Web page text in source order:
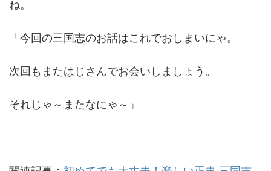
ね。
「今回の三国志のお話はこれでおしまいにゃ。
次回もまたはじさんでお会いしましょう。
それじゃ～またなにゃ～」